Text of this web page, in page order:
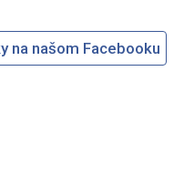
na našom Facebooku